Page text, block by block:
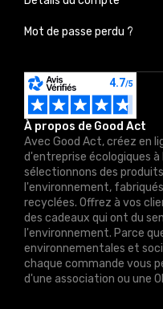
À propos de Good Act
Avec Good Act, créez en
d'entreprise écologiques
sélectionnons des
l'environnement,
recyclées. Offrez à vos
des cadeaux qui ont du
l'environnement. Parce
environnementales et
chaque commande vous
d'une association ou une
Mot de passe perdu ?